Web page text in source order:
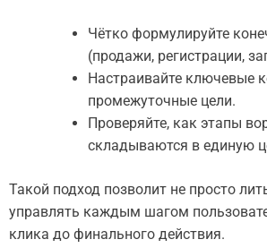
Чётко формулируйте
(продажи, регистрации,
Настраивайте ключевые
промежуточные цели.
Проверяйте, как этапы
складываются в единую
Такой подход позволит не просто
управлять каждым шагом
клика до финального действия.